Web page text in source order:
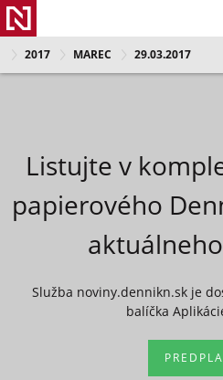
2017 MAREC 29.03.2017
Listujte v
papierového
Služba noviny.dennikn.sk je
balíčka